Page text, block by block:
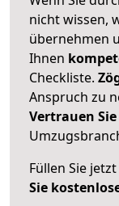
nicht wissen,
übernehmen
Ihnen
Checkliste.
Anspruch zu
Vertrauen
Füllen Sie
Sie